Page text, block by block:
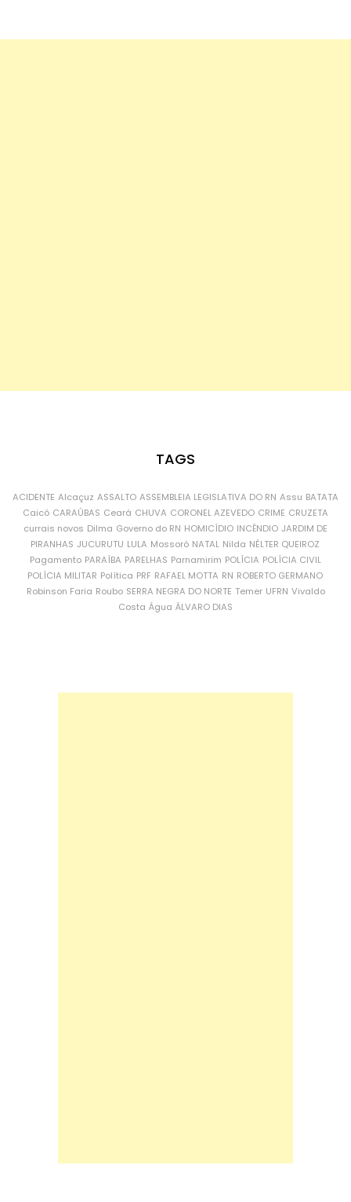
TAGS
ACIDENTE Alcaçuz ASSALTO ASSEMBLEIA LEGISLATIVA DO RN Assu BATATA
Caicó CARAÚBAS Ceará CHUVA CORONEL AZEVEDO CRIME CRUZETA
currais novos Dilma Governo do RN HOMICÍDIO INCÊNDIO JARDIM DE
PIRANHAS JUCURUTU LULA Mossoró NATAL Nilda NÉLTER QUEIROZ
Pagamento PARAÍBA PARELHAS Parnamirim POLÍCIA POLÍCIA CIVIL
POLÍCIA MILITAR Política PRF RAFAEL MOTTA RN ROBERTO GERMANO
Robinson Faria Roubo SERRA NEGRA DO NORTE Temer UFRN Vivaldo
Costa Água ÁLVARO DIAS